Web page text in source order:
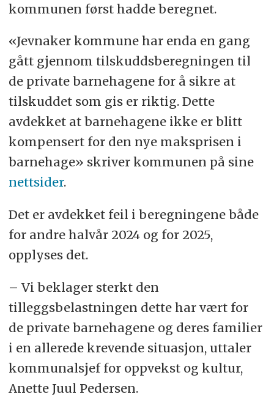
kommunen først hadde beregnet.
«Jevnaker kommune har enda en gang
gått gjennom tilskuddsberegningen til
de private barnehagene for å sikre at
tilskuddet som gis er riktig. Dette
avdekket at barnehagene ikke er blitt
kompensert for den nye maksprisen i
barnehage» skriver kommunen på sine
nettsider.
Det er avdekket feil i beregningene både
for andre halvår 2024 og for 2025,
opplyses det.
– Vi beklager sterkt den
tilleggsbelastningen dette har vært for
de private barnehagene og deres familier
i en allerede krevende situasjon, uttaler
kommunalsjef for oppvekst og kultur,
Anette Juul Pedersen.